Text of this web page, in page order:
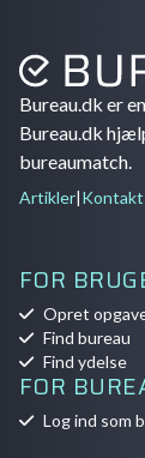
Bureau.dk er
Bureau.dk
bureaumatch.
Artikler Kontakt
FOR
Opret
Find bureau
Find ydelse
FOR
Log ind som